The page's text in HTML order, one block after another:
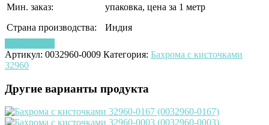
Мин. заказ:
упаковка, цена за 1 метр
Страна производства:
Индия
Артикул: 0032960-0009 Категория: Бахрома с кисточками
32960
Другие варианты продукта